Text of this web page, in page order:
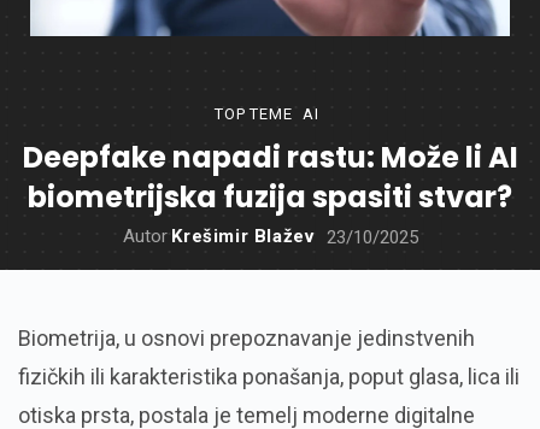
TOP TEME AI
Deepfake napadi rastu: Može li AI
biometrijska fuzija spasiti stvar?
Autor Krešimir Blažev 23/10/2025
Biometrija, u osnovi prepoznavanje jedinstvenih
fizičkih ili karakteristika ponašanja, poput glasa, lica ili
otiska prsta, postala je temelj moderne digitalne